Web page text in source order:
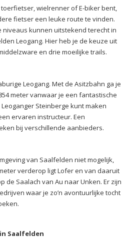
wielrenner of E-biker bent,
fietser een leuke route te vinden.
kunnen uitstekend terecht in
Leogang. Hier heb je de keuze uit
en drie moeilijke trails.
Leogang. Met de Asitzbahn ga je
meter vanwaar je een fantastische
Steinberge kunt maken
ervaren instructeur. Een
bij verschillende aanbieders.
van Saalfelden niet mogelijk,
verderop ligt Lofer en van daaruit
de Saalach van Au naar Unken. Er zijn
waar je zo’n avontuurlijke tocht
Saalfelden